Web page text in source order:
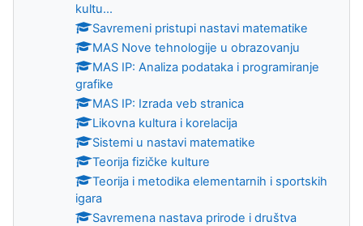
kultu...
Savremeni pristupi nastavi matematike
MAS Nove tehnologije u obrazovanju
MAS IP: Analiza podataka i programiranje
grafike
MAS IP: Izrada veb stranica
Likovna kultura i korelacija
Sistemi u nastavi matematike
Teorija fizičke kulture
Teorija i metodika elementarnih i sportskih
igara
Savremena nastava prirode i društva